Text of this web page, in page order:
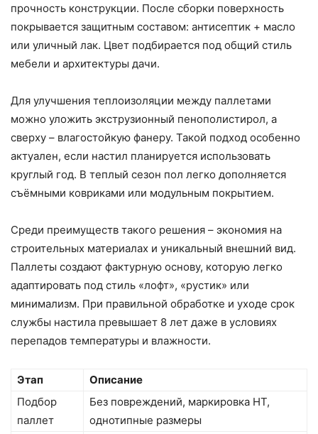
прочность конструкции. После сборки поверхность
покрывается защитным составом: антисептик + масло
или уличный лак. Цвет подбирается под общий стиль
мебели и архитектуры дачи.
Для улучшения теплоизоляции между паллетами
можно уложить экструзионный пенополистирол, а
сверху – влагостойкую фанеру. Такой подход особенно
актуален, если настил планируется использовать
круглый год. В теплый сезон пол легко дополняется
съёмными ковриками или модульным покрытием.
Среди преимуществ такого решения – экономия на
строительных материалах и уникальный внешний вид.
Паллеты создают фактурную основу, которую легко
адаптировать под стиль «лофт», «рустик» или
минимализм. При правильной обработке и уходе срок
службы настила превышает 8 лет даже в условиях
перепадов температуры и влажности.
Этап
Описание
Подбор
паллет
Без повреждений, маркировка HT,
однотипные размеры